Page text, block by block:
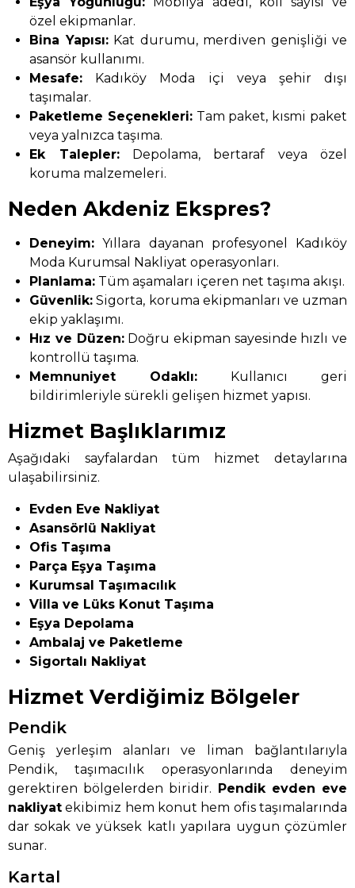
özel ekipmanlar.
Bina Yapısı:Kat durumu, merdiven genişliği ve
asansör kullanımı.
Mesafe: Kadıköy Moda içi veya şehir dışı
taşımalar.
Paketleme Seçenekleri:Tam paket, kısmi paket
veya yalnızca taşıma.
Ek Talepler:Depolama, bertaraf veya özel
koruma malzemeleri.
Neden Akdeniz Ekspres?
Deneyim: Yıllara dayanan profesyonel Kadıköy
Moda Kurumsal Nakliyat operasyonları.
Planlama: Tüm aşamaları içeren net taşıma akışı.
Güvenlik: Sigorta, koruma ekipmanları ve uzman
ekip yaklaşımı.
Hız ve Düzen:Doğru ekipman sayesinde hızlı ve
kontrollü taşıma.
Memnuniyet Odaklı: Kullanıcı geri
bildirimleriyle sürekli gelişen hizmet yapısı.
Hizmet Başlıklarımız
Aşağıdaki sayfalardan tüm hizmet detaylarına
ulaşabilirsiniz.
Evden Eve Nakliyat
Asansörlü Nakliyat
Ofis Taşıma
Parça Eşya Taşıma
Kurumsal Taşımacılık
Villa ve Lüks Konut Taşıma
Eşya Depolama
Ambalaj ve Paketleme
Sigortalı Nakliyat
Hizmet Verdiğimiz Bölgeler
Pendik
Geniş yerleşim alanları ve liman bağlantılarıyla
Pendik, taşımacılık operasyonlarında deneyim
gerektiren bölgelerden biridir.
Pendik evden eve
nakliyat ekibimiz hem konut hem ofis taşımalarında
dar sokak ve yüksek katlı yapılara uygun çözümler
sunar.
Kartal